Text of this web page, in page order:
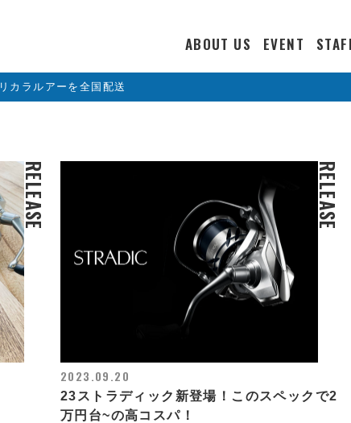
ABOUT US EVENT
カラルアーを全国配送
RELEASE RELEASE
2023.09.20
23ストラディック新登場！このスペックで2
万円台~の高コスパ！